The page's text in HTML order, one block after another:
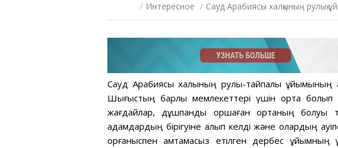
/ Интересное / Сауд Арабиясы халқының рулық
Сауд Арабиясы халқының рулық-тайпалық ұйымының
Шығыстың барлық мемлекеттері үшін ортақ болып
жағдайлар, дұшпандық қоршаған ортаның болуы
адамдардың бірігуіне алып келді және олардың
қорғаныспен қамтамасыз етілген дербес